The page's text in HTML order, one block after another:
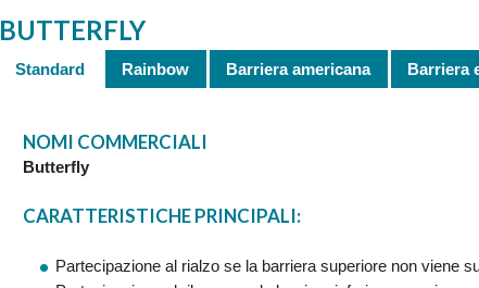
BUTTERFLY
Standard Rainbow Barriera americana Barriera
NOMI COMMERCIALI
Butterfly
CARATTERISTICHE PRINCIPALI:
Partecipazione al rialzo se la barriera superiore non viene